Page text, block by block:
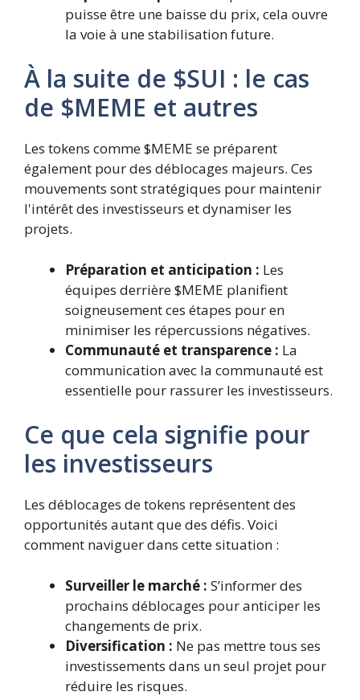
puisse être une baisse du prix, cela ouvre
la voie à une stabilisation future.
À la suite de $SUI : le cas
de $MEME et autres
Les tokens comme $MEME se préparent
également pour des déblocages majeurs. Ces
mouvements sont stratégiques pour maintenir
l'intérêt des investisseurs et dynamiser les
projets.
Préparation et anticipation : Les
équipes derrière $MEME planifient
soigneusement ces étapes pour en
minimiser les répercussions négatives.
Communauté et transparence : La
communication avec la communauté est
essentielle pour rassurer les investisseurs.
Ce que cela signifie pour
les investisseurs
Les déblocages de tokens représentent des
opportunités autant que des défis. Voici
comment naviguer dans cette situation :
Surveiller le marché : S’informer des
prochains déblocages pour anticiper les
changements de prix.
Diversification : Ne pas mettre tous ses
investissements dans un seul projet pour
réduire les risques.